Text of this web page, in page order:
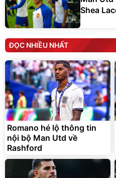
Shea
ĐỌC NHIỀU NHẤT
Romano hé lộ thông tin
nội bộ Man Utd về
Rashford